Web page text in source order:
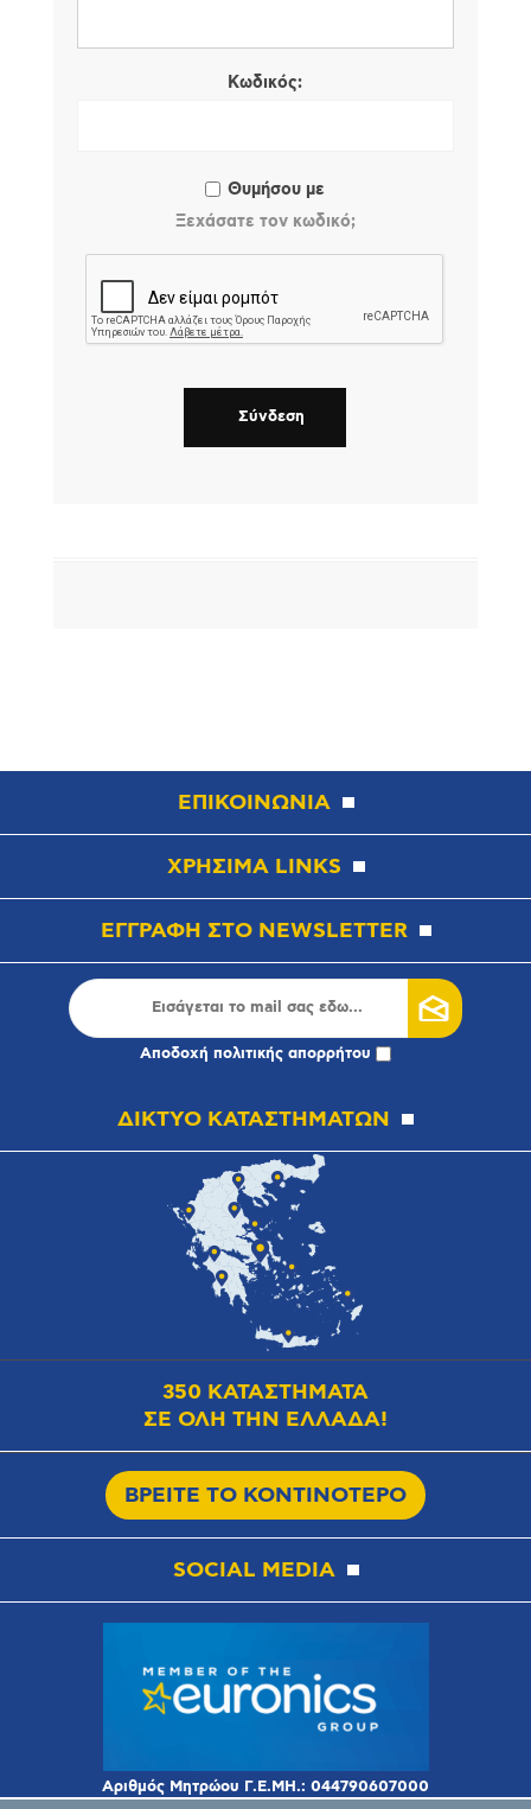
Κωδικός:
Θυμήσου με
Ξεχάσατε τον κωδικό;
ΕΠΙΚΟΙΝΩΝΙΑ
ΧΡΗΣΙΜΑ LINKS
ΕΓΓΡΑΦΗ ΣΤΟ NEWSLETTER
Αποδοχή πολιτικής απορρήτου
ΔΙΚΤΥΟ ΚΑΤΑΣΤΗΜΑΤΩΝ
350 ΚΑΤΑΣΤΗΜΑΤΑ
ΣΕ ΟΛΗ ΤΗΝ ΕΛΛΑΔΑ!
ΒΡΕΙΤΕ ΤΟ ΚΟΝΤΙΝΟΤΕΡΟ
SOCIAL MEDIA